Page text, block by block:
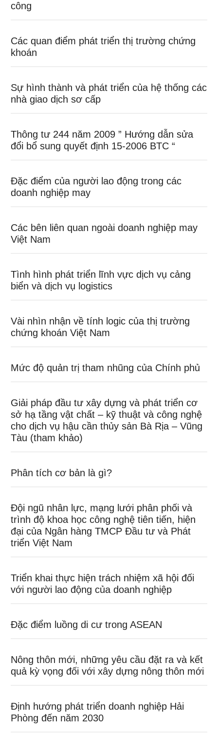
công
Các quan điểm phát triển thị trường chứng
khoán
Sự hình thành và phát triển của hệ thống các
nhà giao dịch sơ cấp
Thông tư 244 năm 2009 ” Hướng dẫn sửa
đổi bổ sung quyết định 15-2006 BTC “
Đặc điểm của người lao động trong các
doanh nghiệp may
Các bên liên quan ngoài doanh nghiệp may
Việt Nam
Tình hình phát triển lĩnh vực dịch vụ cảng
biển và dịch vụ logistics
Vài nhìn nhận về tính logic của thị trường
chứng khoán Việt Nam
Mức độ quản trị tham nhũng của Chính phủ
Giải pháp đầu tư xây dựng và phát triển cơ
sở hạ tầng vật chất – kỹ thuật và công nghệ
cho dịch vụ hậu cần thủy sản Bà Rịa – Vũng
Tàu (tham khảo)
Phân tích cơ bản là gì?
Đội ngũ nhân lực, mạng lưới phân phối và
trình độ khoa học công nghệ tiên tiến, hiện
đại của Ngân hàng TMCP Đầu tư và Phát
triển Việt Nam
Triển khai thực hiện trách nhiệm xã hội đối
với người lao động của doanh nghiệp
Đặc điểm luồng di cư trong ASEAN
Nông thôn mới, những yêu cầu đặt ra và kết
quả kỳ vọng đối với xây dựng nông thôn mới
Định hướng phát triển doanh nghiệp Hải
Phòng đến năm 2030